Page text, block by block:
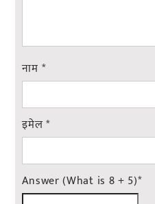
नाम *
इमेल*
Answer (What is 8 + 5)*